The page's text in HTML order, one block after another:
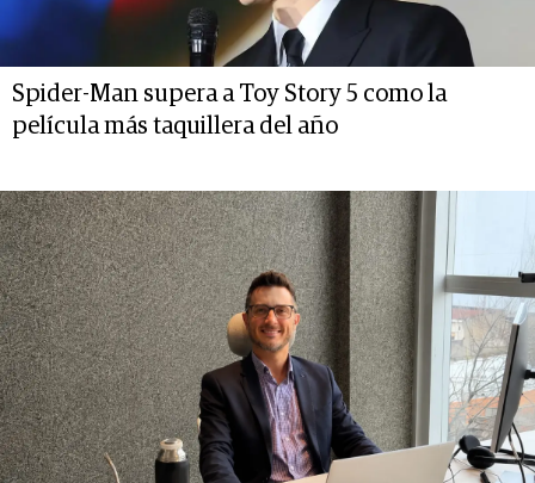
Spider-Man supera a Toy Story 5 como la
película más taquillera del año